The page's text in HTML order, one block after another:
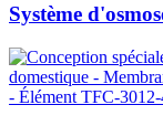
Système